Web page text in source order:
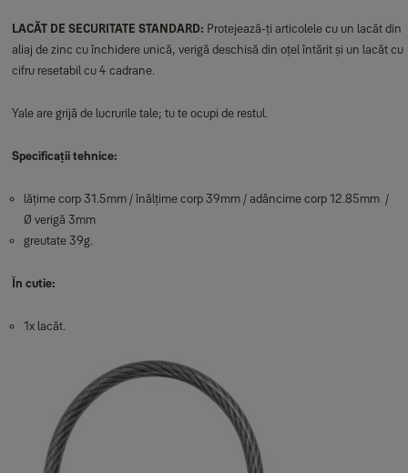
LACĂT DE SECURITATE STANDARD: Protejează-ți articolele cu un lacăt din
aliaj de zinc cu închidere unică, verigă deschisă din oțel întărit și un lacăt cu
cifru resetabil cu 4 cadrane.
Yale are grijă de lucrurile tale; tu te ocupi de restul.
Specificații tehnice:
lățime corp 31.5mm / înălțime corp 39mm / adâncime corp 12.85mm /
Ø verigă 3mm
greutate 39g.
În cutie:
1x lacăt.